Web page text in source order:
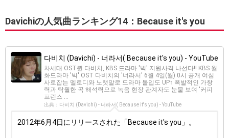
Davichiの人気曲ランキング14：Because it's you
다비치 (Davichi) - 너라서( Because it's you) - YouTube
차세대 OST퀸 다비치, KBS 드라마 '빅' 지원사격 나선다!! KBS 월
화드라마 '빅' OST 다비치의 '너라서' 6월 4일(월) 0시 공개 여심
사로잡는 멜로디와 노랫말로 드라마 몰입도 UP↑ 폭발적인 가창
력과 탁월한 곡 해석력으로 녹음 현장 관계자도 눈물 보여 '커피
프린스 ...
出典：다비치 (Davichi) - 너라서( Because it's you) - YouTube
2012年6月4日にリリースされた「Because it's you」。